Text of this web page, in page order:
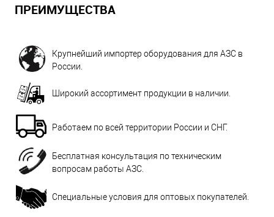
ПРЕИМУЩЕСТВА
Крупнейший импортер оборудования для АЗС в
России.
Широкий ассортимент продукции в наличии.
Работаем по всей территории России и СНГ.
Бесплатная консультация по техническим
вопросам работы АЗС.
Специальные условия для оптовых покупателей.